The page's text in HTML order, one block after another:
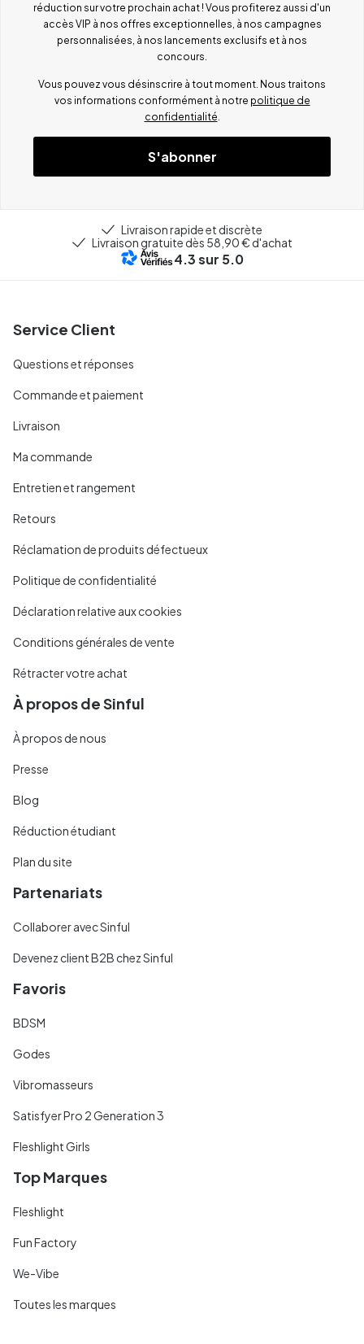
réduction sur votre prochain achat ! Vous profiterez aussi d'un
accès VIP à nos offres exceptionnelles, à nos campagnes
personnalisées, à nos lancements exclusifs et à nos
concours.
Vous pouvez vous désinscrire à tout moment. Nous traitons
vos informations conformément à notre politique de
confidentialité
S'abonner
Livraison rapide et discrète
Livraison gratuite dès 58,90 € d'achat
4.3sur 5.0
Service Client
Questions et réponses
Commande et paiement
Livraison
Ma commande
Entretien et rangement
Retours
Réclamation de produits défectueux
Politique de confidentialité
Déclaration relative aux cookies
Conditions générales de vente
Rétracter votre achat
À propos de Sinful
À propos de nous
Presse
Blog
Réduction étudiant
Plan du site
Partenariats
Collaborer avec Sinful
Devenez client B2B chez Sinful
Favoris
BDSM
Godes
Vibromasseurs
Satisfyer Pro 2 Generation 3
Fleshlight Girls
Top Marques
Fleshlight
Fun Factory
We-Vibe
Toutes les marques